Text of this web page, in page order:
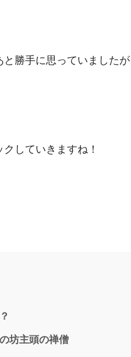
勝手に思っていました
していきますね！
坊主頭の禅僧